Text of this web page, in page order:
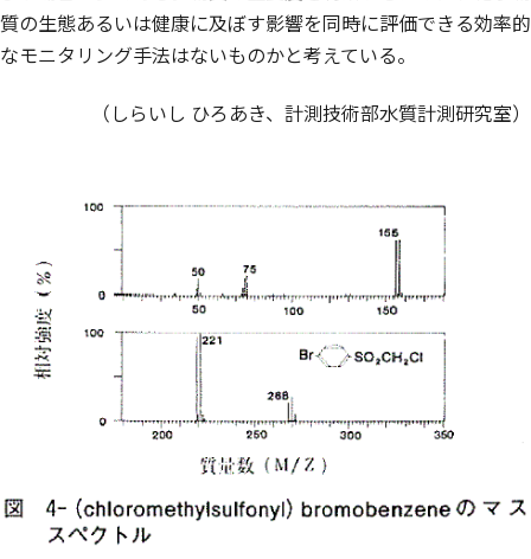
質の生態あるいは健康に及ぼす影響を同時に評価できる効率的
なモニタリング手法はないものかと考えている。
（しらいし ひろあき、計測技術部水質計測研究室）